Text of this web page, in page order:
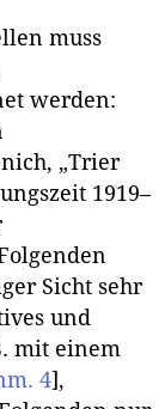
muss
werden:
„Trier
1919–
Sicht sehr
und
mit einem
4] ,